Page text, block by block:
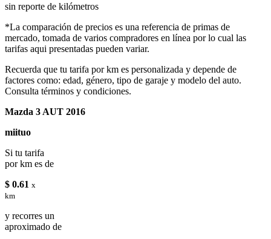
sin reporte de kilómetros
*La comparación de precios es una referencia de primas de
mercado, tomada de varios compradores en línea por lo cual las
tarifas aqui presentadas pueden variar.
Recuerda que tu tarifa por km es personalizada y depende de
factores como: edad, género, tipo de garaje y modelo del auto.
Consulta términos y condiciones.
Mazda 3 AUT 2016
miituo
Si tu tarifa
por km es de
$ 0.61 x
km
y recorres un
aproximado de